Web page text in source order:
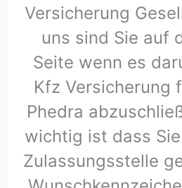
Versicherung
uns sind Sie auf
Seite wenn es
Kfz Versicherung
Phedra
wichtig ist dass
Zulassungsstelle